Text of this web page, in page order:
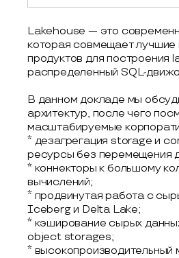
Lakehouse — это
которая совмещает
продуктов для построения
распределенный SQL-
В данном докладе мы
архитектур, после чего
масштабируемые
* дезагрегация storage и
ресурсы без перемещения
* коннекторы к большому
вычислений;
* продвинутая работа с
Iceberg и Delta Lake;
* кэширование сырых
object storages;
* высокопроизводительный